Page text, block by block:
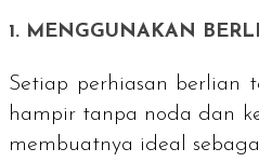
1. MENGGUNAKAN
Setiap perhiasan berlian
hampir tanpa noda dan
membuatnya ideal